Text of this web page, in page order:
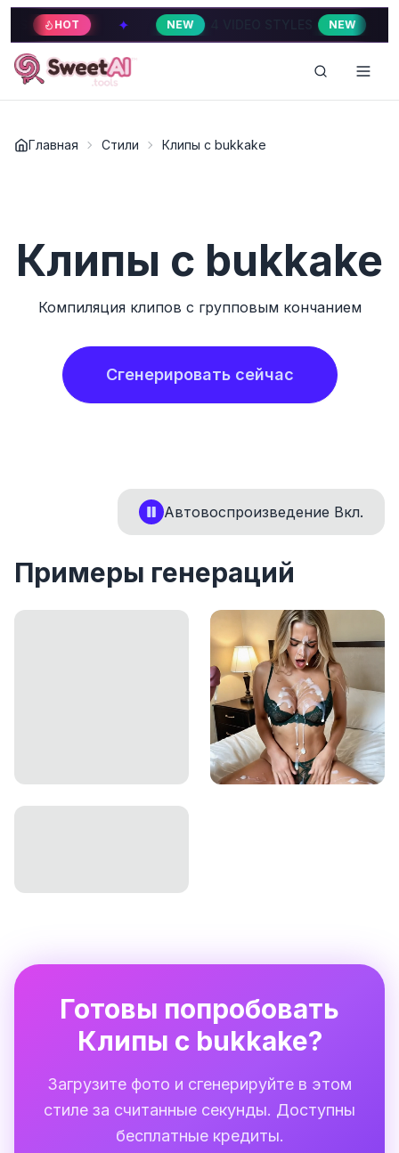
HOT ✦ NEW 4 VIDEO STYLES NEW ✦
Главная Стили Клипы с bukkake
Клипы с bukkake
Компиляция клипов с групповым кончанием
Сгенерировать сейчас
Автовоспроизведение Вкл.
Примеры генераций
Готовы попробовать
Клипы с bukkake?
Загрузите фото и сгенерируйте в этом
стиле за считанные секунды. Доступны
бесплатные кредиты.